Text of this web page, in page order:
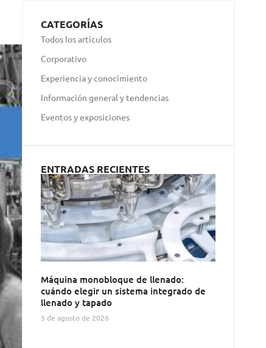
CATEGORÍAS
Todos los artículos
Corporativo
Experiencia y conocimiento
Información general y tendencias
Eventos y exposiciones
ENTRADAS RECIENTES
Máquina monobloque de llenado:
cuándo elegir un sistema integrado de
llenado y tapado
5 de agosto de 2026